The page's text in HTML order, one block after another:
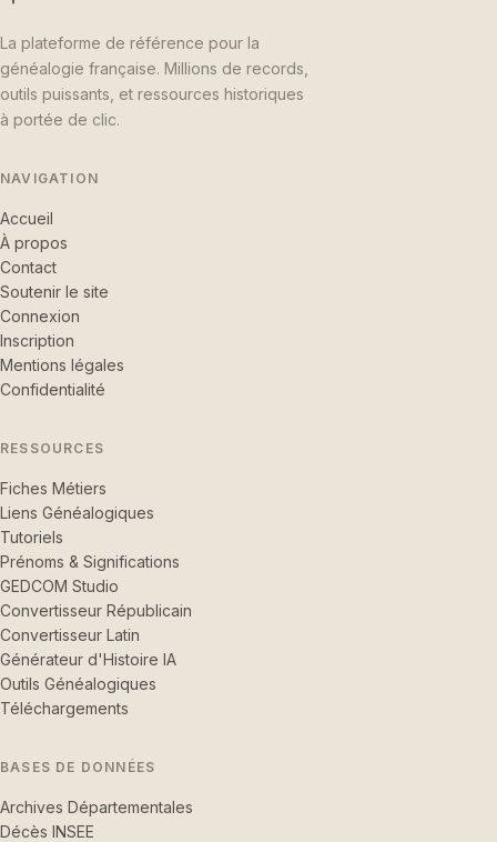
La plateforme de référence pour la
généalogie française. Millions de records,
outils puissants, et ressources historiques
à portée de clic.
NAVIGATION
Accueil
À propos
Contact
Soutenir le site
Connexion
Inscription
Mentions légales
Confidentialité
RESSOURCES
Fiches Métiers
Liens Généalogiques
Tutoriels
Prénoms & Significations
GEDCOM Studio
Convertisseur Républicain
Convertisseur Latin
Générateur d'Histoire IA
Outils Généalogiques
Téléchargements
BASES DE DONNÉES
Archives Départementales
Décès INSEE